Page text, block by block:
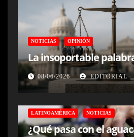
NOTICIAS OPINIÓN
La insoportable
08/06/2026 EDITORIAL
LATINOAMÉRICA NOTICIAS
¿Qué pasa con el